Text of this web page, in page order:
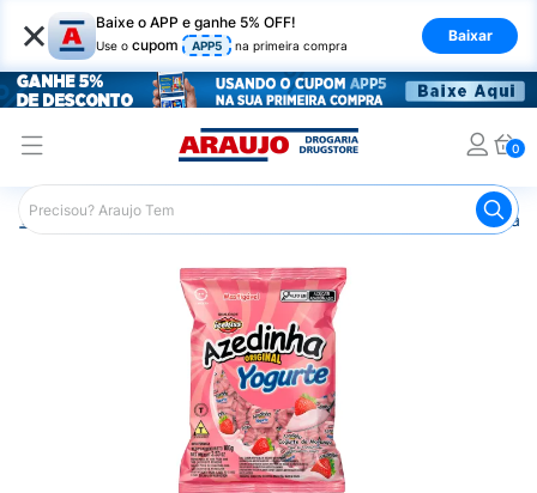
× Baixe o APP e ganhe 5% OFF!
Use o cupom APP5 na primeira compra
Baixar
0
Araujo Mercado